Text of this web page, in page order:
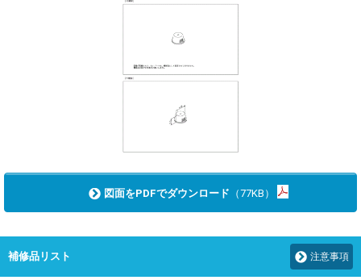
図面をPDFでダウンロード （77KB）
補修品リスト 注意事項